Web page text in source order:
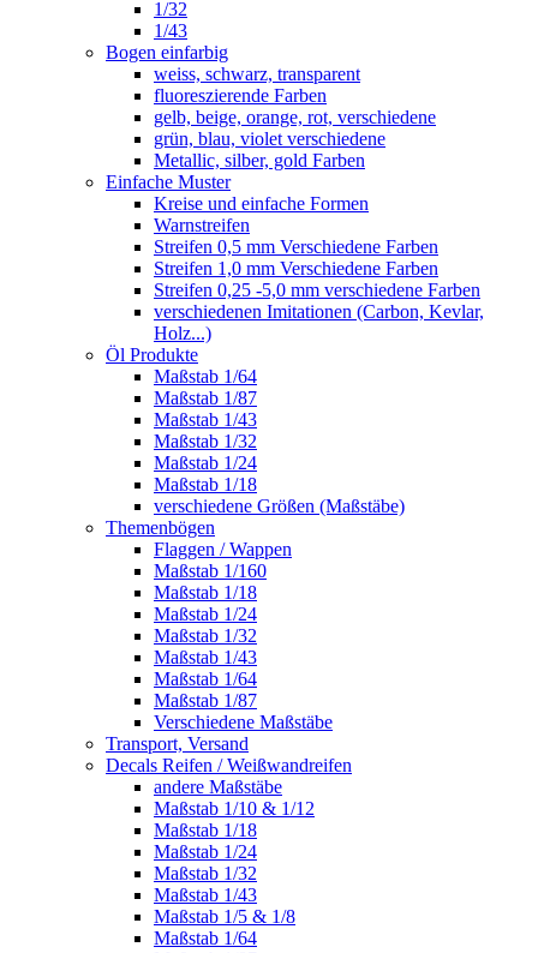
1/32
1/43
Bogen einfarbig
weiss, schwarz, transparent
fluoreszierende Farben
gelb, beige, orange, rot, verschiedene
grün, blau, violet verschiedene
Metallic, silber, gold Farben
Einfache Muster
Kreise und einfache Formen
Warnstreifen
Streifen 0,5 mm Verschiedene Farben
Streifen 1,0 mm Verschiedene Farben
Streifen 0,25 -5,0 mm verschiedene Farben
verschiedenen Imitationen (Carbon, Kevlar,
Holz...)
Öl Produkte
Maßstab 1/64
Maßstab 1/87
Maßstab 1/43
Maßstab 1/32
Maßstab 1/24
Maßstab 1/18
verschiedene Größen (Maßstäbe)
Themenbögen
Flaggen / Wappen
Maßstab 1/160
Maßstab 1/18
Maßstab 1/24
Maßstab 1/32
Maßstab 1/43
Maßstab 1/64
Maßstab 1/87
Verschiedene Maßstäbe
Transport, Versand
Decals Reifen / Weißwandreifen
andere Maßstäbe
Maßstab 1/10 & 1/12
Maßstab 1/18
Maßstab 1/24
Maßstab 1/32
Maßstab 1/43
Maßstab 1/5 & 1/8
Maßstab 1/64